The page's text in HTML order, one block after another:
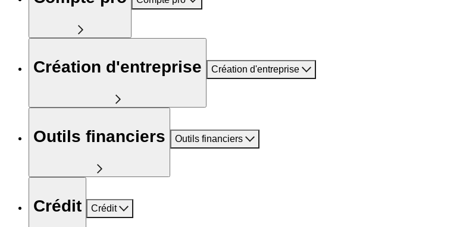
Création d'entreprise Création d'entreprise
Outils financiers Outils financiers
Crédit Crédit